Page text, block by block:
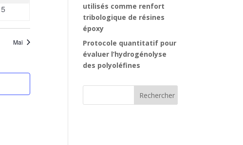
0
5
Mai
utilisés comme renfort
tribologique de résines
époxy
Protocole quantitatif pour
évaluer l’hydrogénolyse
des polyoléfines